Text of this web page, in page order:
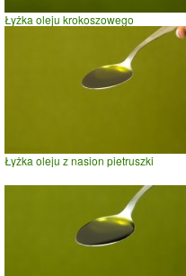
Łyżka oleju krokoszowego
Łyżka oleju z nasion pietruszki